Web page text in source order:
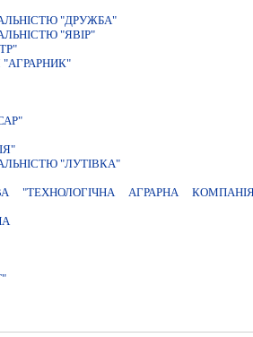
"ДРУЖБА"
"ЯВІР"
"ЛУТІВКА"
"ТЕХНОЛОГІЧНА АГРАРНА